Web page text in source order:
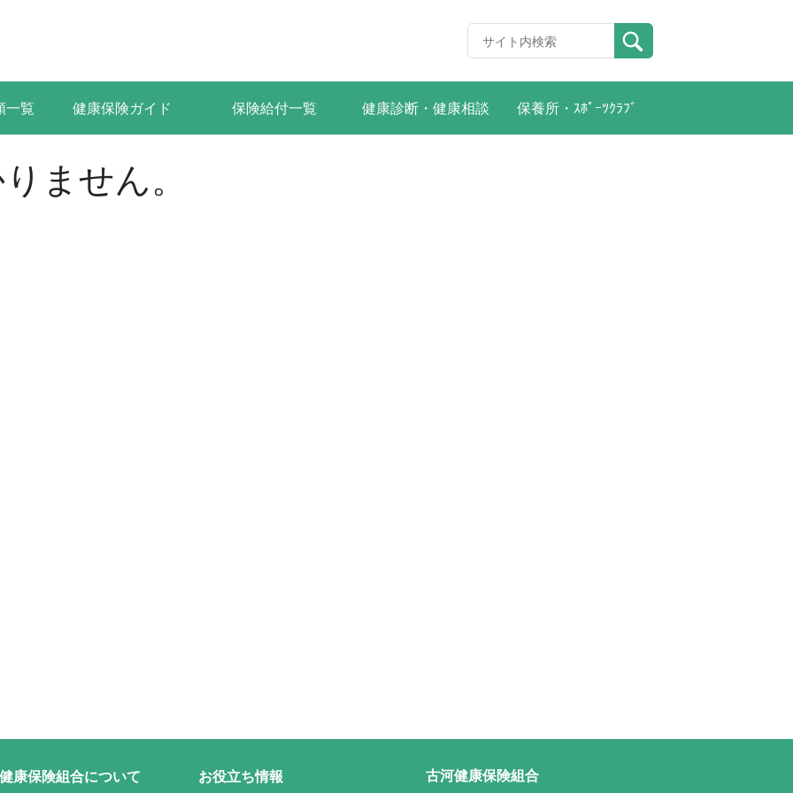
一覧 健康保険ガイド 保険給付一覧 健康診断・健康相談 保養所・ｽﾎﾟｰﾂｸﾗﾌﾞ
ません。
康保険組合について お役立ち情報 古河健康保険組合